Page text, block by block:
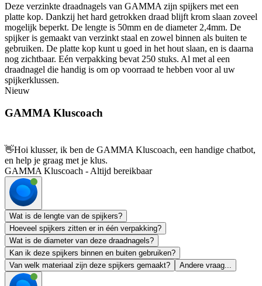
Deze verzinkte draadnagels van GAMMA zijn spijkers met een
platte kop. Dankzij het hard getrokken draad blijft krom slaan zoveel
mogelijk beperkt. De lengte is 50mm en de diameter 2,4mm. De
spijker is gemaakt van verzinkt staal en zowel binnen als buiten te
gebruiken. De platte kop kunt u goed in het hout slaan, en is daarna
nog zichtbaar. Eén verpakking bevat 250 stuks. Al met al een
draadnagel die handig is om op voorraad te hebben voor al uw
spijkerklussen.
Nieuw
GAMMA Kluscoach
👋Hoi klusser, ik ben de GAMMA Kluscoach, een handige chatbot,
en help je graag met je klus.
GAMMA Kluscoach - Altijd bereikbaar
Wat is de lengte van de spijkers?
Hoeveel spijkers zitten er in één verpakking?
Wat is de diameter van deze draadnagels?
Kan ik deze spijkers binnen en buiten gebruiken?
Van welk materiaal zijn deze spijkers gemaakt?
Andere vraag...